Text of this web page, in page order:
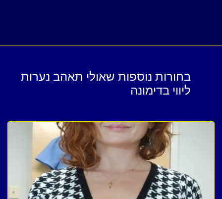
בחורות נוספות שאולי תאהב נערות
ליווי בדימונה